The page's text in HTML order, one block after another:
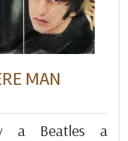
MAN
a Beatles a